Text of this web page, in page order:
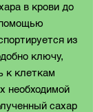
в крови до
из
ключу,
к клеткам
необходимой
сахар